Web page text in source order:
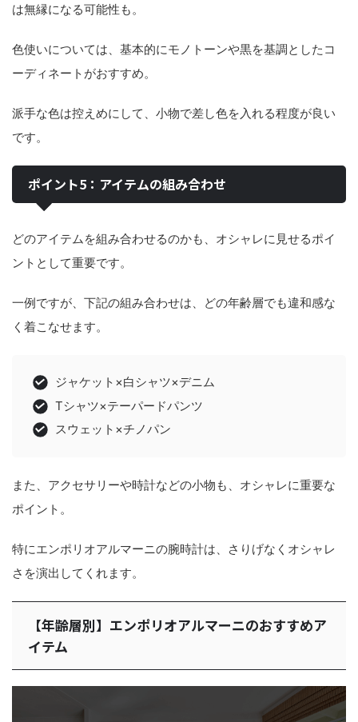
は無縁になる可能性も。
色使いについては、基本的にモノトーンや黒を基調としたコ
ーディネートがおすすめ。
派手な色は控えめにして、小物で差し色を入れる程度が良い
です。
ポイント5：アイテムの組み合わせ
どのアイテムを組み合わせるのかも、オシャレに見せるポイ
ントとして重要です。
一例ですが、下記の組み合わせは、どの年齢層でも違和感な
く着こなせます。
ジャケット×白シャツ×デニム
Tシャツ×テーパードパンツ
スウェット×チノパン
また、アクセサリーや時計などの小物も、オシャレに重要な
ポイント。
特にエンポリオアルマーニの腕時計は、さりげなくオシャレ
さを演出してくれます。
【年齢層別】エンポリオアルマーニのおすすめア
イテム